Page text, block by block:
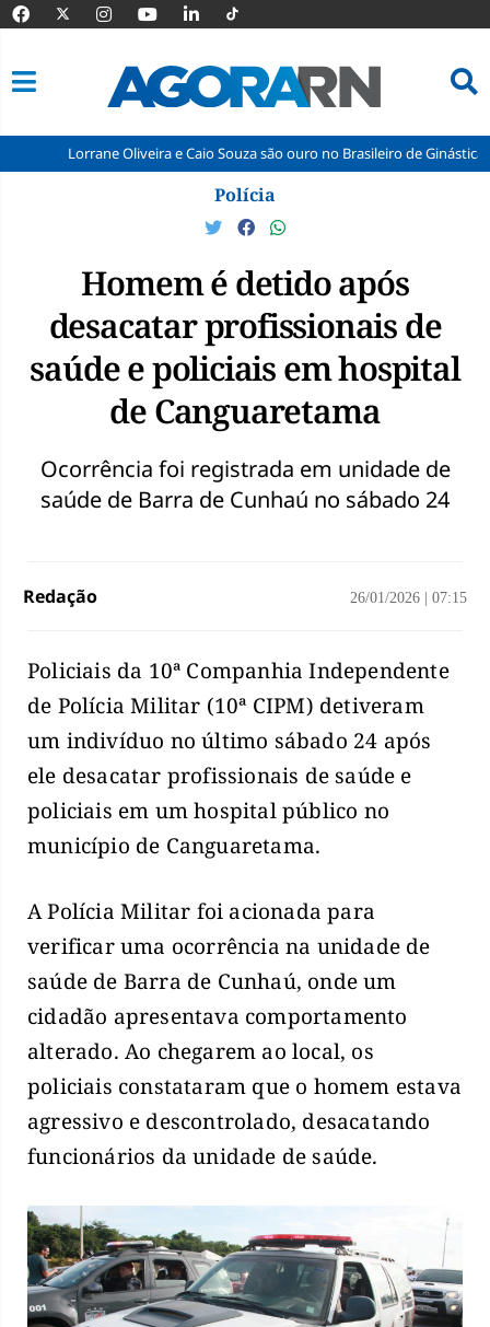
Oliveira e Caio Souza são ouro no Brasileiro de Ginástica
Polícia
Homem é detido após
desacatar profissionais de
saúde e policiais em hospital
de Canguaretama
Ocorrência foi registrada em unidade de
saúde de Barra de Cunhaú no sábado 24
Redação 26/01/2026 07:15
Policiais da 10ª Companhia Independente
de Polícia Militar (10ª CIPM) detiveram
um indivíduo no último sábado 24 após
ele desacatar profissionais de saúde e
policiais em um hospital público no
município de Canguaretama.
A Polícia Militar foi acionada para
verificar uma ocorrência na unidade de
saúde de Barra de Cunhaú, onde um
cidadão apresentava comportamento
alterado. Ao chegarem ao local, os
policiais constataram que o homem estava
agressivo e descontrolado, desacatando
funcionários da unidade de saúde.